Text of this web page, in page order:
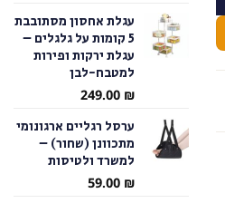
עגלת אחסון מסתובבת
5 קומות על גלגלים –
עגלת ירקות ופירות
למטבח-לבן
249.00 ₪
ערסל רגליים ארגונומי
מתכוונן (שחור) –
למשרד ולטיסות
59.00 ₪